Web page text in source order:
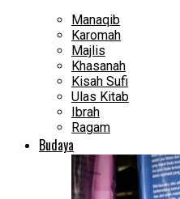
Manaqib
Karomah
Majlis
Khasanah
Kisah Sufi
Ulas Kitab
Ibrah
Ragam
Budaya